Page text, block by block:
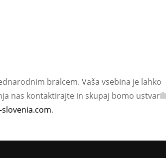
bralcem. Vaša vsebina je lahko
nas kontaktirajte in skupaj bomo ustvarili
.